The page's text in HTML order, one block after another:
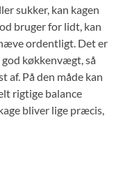
sukker, kan kagen
bruger for lidt, kan
ordentligt. Det er
køkkenvægt, så
af. På den måde kan
rigtige balance
bliver lige præcis,